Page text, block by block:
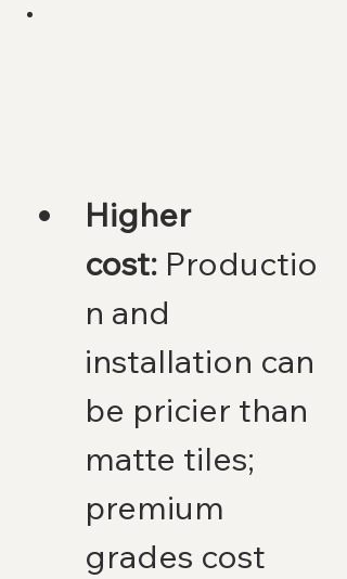
Higher
cost: Productio
n and
installation can
be pricier than
matte tiles;
premium
grades cost